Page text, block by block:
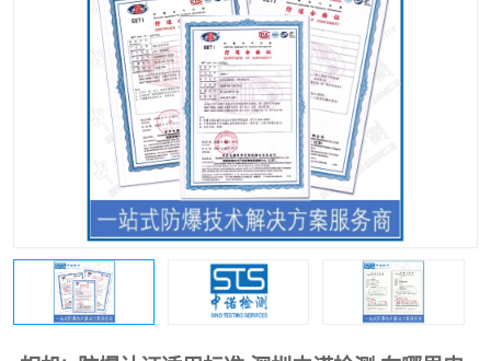
IECEx防爆认证 防爆设计
防爆资质证书 各国防爆认证
SIL认证
防爆电气检测机构 防爆合格证代理机构